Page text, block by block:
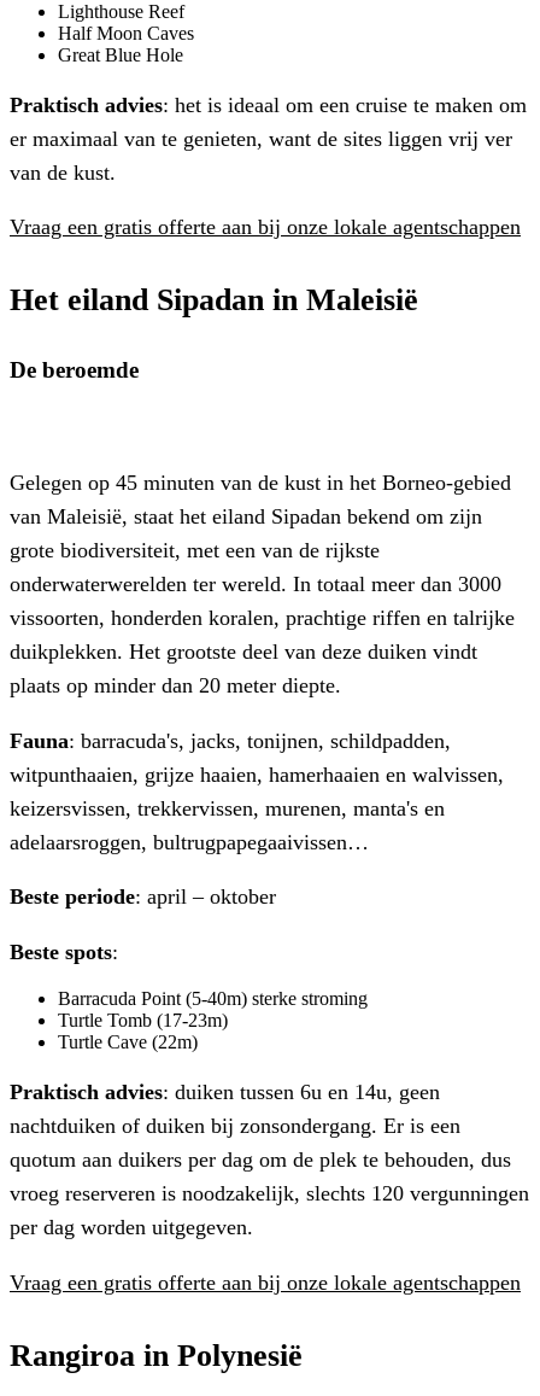
Lighthouse Reef
Half Moon Caves
Great Blue Hole
Praktisch advies: het is ideaal om een cruise te maken om
er maximaal van te genieten, want de sites liggen vrij ver
van de kust.
Vraag een gratis offerte aan bij onze lokale agentschappen
Het eiland Sipadan in Maleisië
De beroemde
Gelegen op 45 minuten van de kust in het Borneo-gebied
van Maleisië, staat het eiland Sipadan bekend om zijn
grote biodiversiteit, met een van de rijkste
onderwaterwerelden ter wereld. In totaal meer dan 3000
vissoorten, honderden koralen, prachtige riffen en talrijke
duikplekken. Het grootste deel van deze duiken vindt
plaats op minder dan 20 meter diepte.
Fauna: barracuda's, jacks, tonijnen, schildpadden,
witpunthaaien, grijze haaien, hamerhaaien en walvissen,
keizersvissen, trekkervissen, murenen, manta's en
adelaarsroggen, bultrugpapegaaivissen…
Beste periode: april – oktober
Beste spots:
Barracuda Point (5-40m) sterke stroming
Turtle Tomb (17-23m)
Turtle Cave (22m)
Praktisch advies: duiken tussen 6u en 14u, geen
nachtduiken of duiken bij zonsondergang. Er is een
quotum aan duikers per dag om de plek te behouden, dus
vroeg reserveren is noodzakelijk, slechts 120 vergunningen
per dag worden uitgegeven.
Vraag een gratis offerte aan bij onze lokale agentschappen
Rangiroa in Polynesië